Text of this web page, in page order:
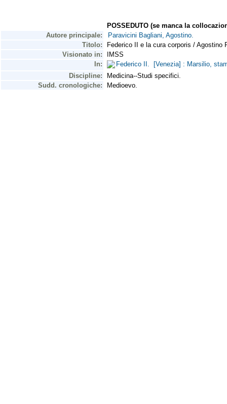
POSSEDUTO (se manca la
Autore principale:
Paravicini Bagliani, Agostino.
Titolo:
Federico II e la cura corporis / Agostino
Visionato in:
IMSS
In:
Federico II. [Venezia] : Marsilio,
Discipline:
Medicina--Studi specifici.
Sudd. cronologiche:
Medioevo.